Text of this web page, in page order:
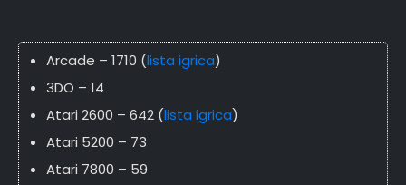
Arcade – 1710 (lista igrica)
3DO – 14
Atari 2600 – 642 (lista igrica)
Atari 5200 – 73
Atari 7800 – 59